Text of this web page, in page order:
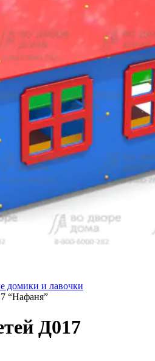
домики и лавочки
“Нафаня”
Д017